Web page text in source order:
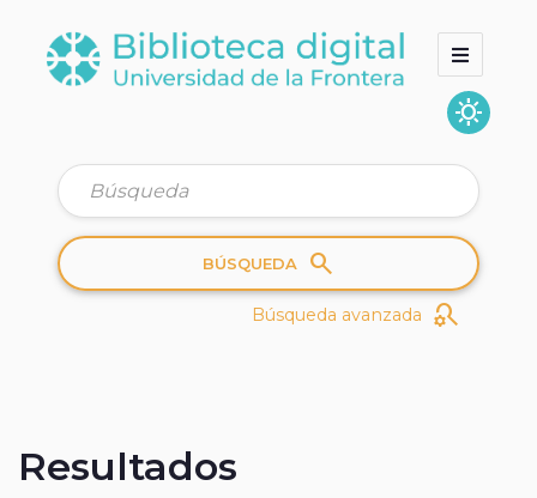
sunny
Colecciones
Quienes somos
BÚSQUEDA search
Búsqueda avanzada search_gear
Resultados